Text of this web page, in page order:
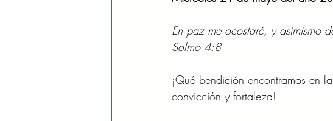
En paz me acostaré, y asimismo
Salmo 4:8
¡Qué bendición encontramos en
convicción y fortaleza!